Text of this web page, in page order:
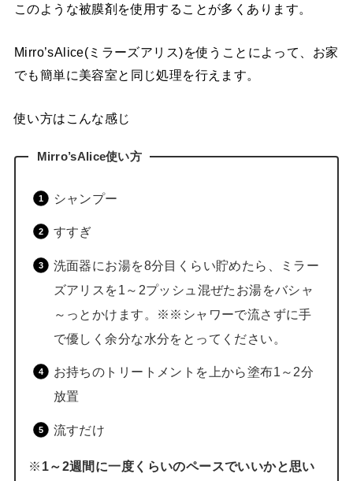
このような被膜剤を使用することが多くあります。
Mirro’sAlice(ミラーズアリス)を使うことによって、お家
でも簡単に美容室と同じ処理を行えます。
使い方はこんな感じ
Mirro’sAlice使い方
シャンプー
すすぎ
洗面器にお湯を8分目くらい貯めたら、ミラー
ズアリスを1～2プッシュ混ぜたお湯をバシャ
～っとかけます。※※シャワーで流さずに手
で優しく余分な水分をとってください。
お持ちのトリートメントを上から塗布1～2分
放置
流すだけ
※ 1～2週間に一度くらいのペースでいいかと思い